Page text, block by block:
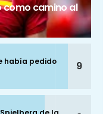
como camino al
había pedido
9